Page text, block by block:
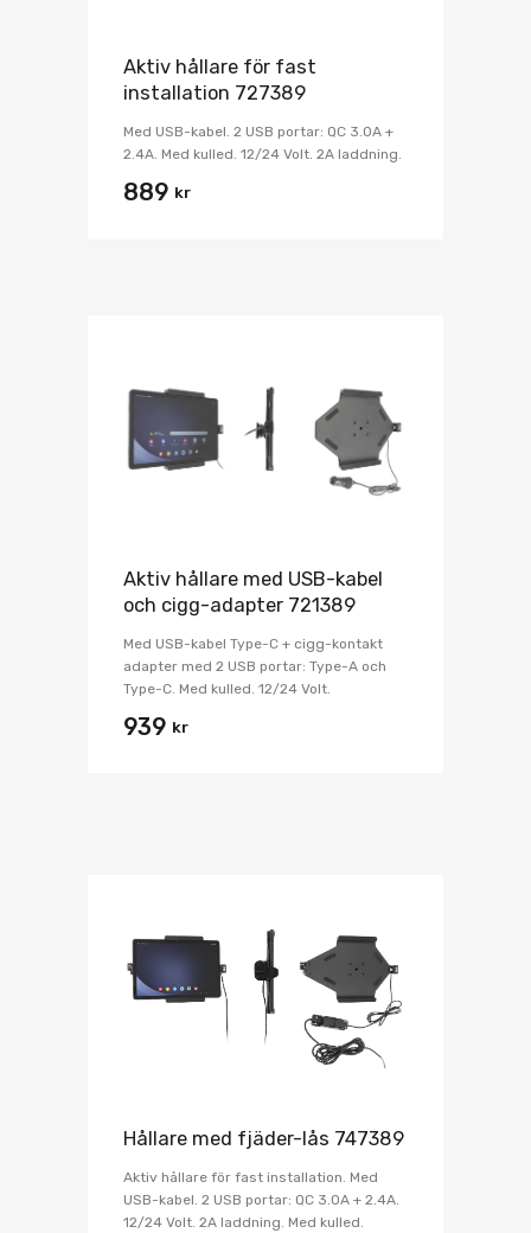
Aktiv hållare för fast
installation 727389
Med USB-kabel. 2 USB portar: QC 3.0A +
2.4A. Med kulled. 12/24 Volt. 2A laddning.
889 kr
Aktiv hållare med USB-kabel
och cigg-adapter 721389
Med USB-kabel Type-C + cigg-kontakt
adapter med 2 USB portar: Type-A och
Type-C. Med kulled. 12/24 Volt.
939 kr
Hållare med fjäder-lås 747389
Aktiv hållare för fast installation. Med
USB-kabel. 2 USB portar: QC 3.0A + 2.4A.
12/24 Volt. 2A laddning. Med kulled.